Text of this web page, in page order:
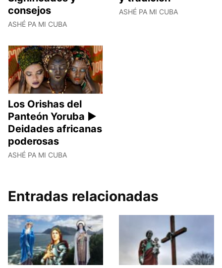
consejos
ASHÉ PA MI CUBA
ASHÉ PA MI CUBA
Los Orishas del
Panteón Yoruba ►
Deidades africanas
poderosas
ASHÉ PA MI CUBA
Entradas relacionadas